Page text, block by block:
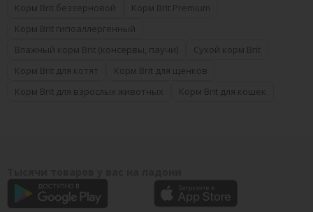
Корм Brit беззерновой
Корм Brit Premium
Корм Brit гипоаллергенный
Влажный корм Brit (консервы, паучи)
Сухой корм Brit
Корм Brit для котят
Корм Brit для щенков
Корм Brit для взрослых животных
Корм Brit для кошек